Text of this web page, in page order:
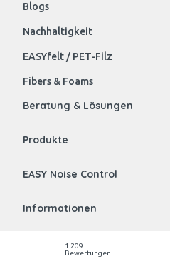
Blogs
Nachhaltigkeit
EASYfelt / PET-Filz
Fibers & Foams
Beratung & Lösungen
Produkte
EASY Noise Control
Informationen
1 209
Bewertungen